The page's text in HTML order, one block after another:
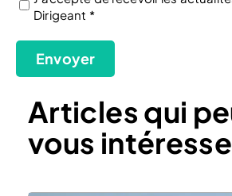
(Nécessaire)
Dirigeant *
Envoyer
Articles qui
vous